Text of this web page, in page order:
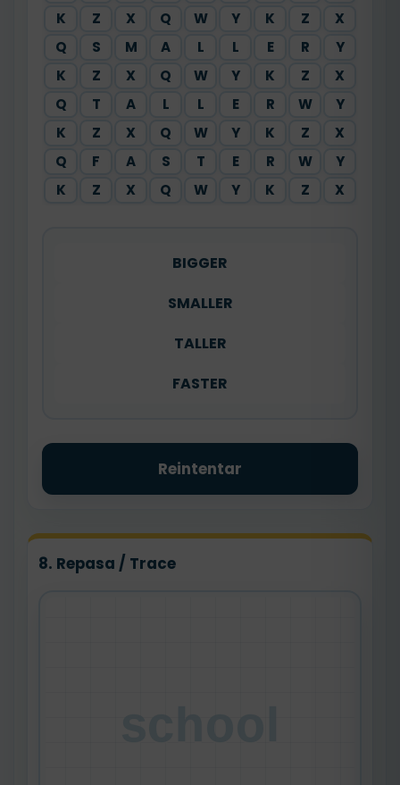
K
Z X Q W Y K Z
X
Q
S M A L L E R
Y
K
Z X Q W Y K Z
X
Q
T A L L E R W
Y
K
Z X Q W Y K Z
X
Q
F A S T E R W
Y
K
Z X Q W Y K Z X
BIGGER
SMALLER
TALLER
FASTER
Reintentar
8. Repasa / Trace